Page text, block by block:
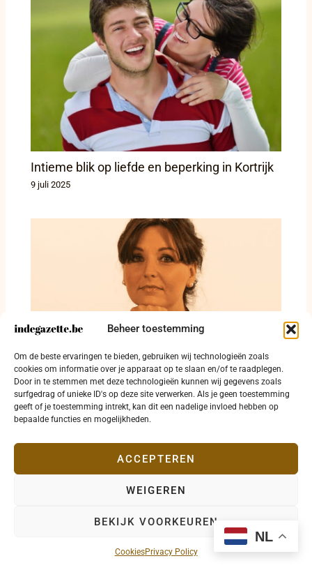
Beheer toestemming
Om de beste ervaringen te bieden, gebruiken wij technologieën zoals
cookies om informatie over je apparaat op te slaan en/of te raadplegen.
Door in te stemmen met deze technologieën kunnen wij gegevens zoals
surfgedrag of unieke ID's op deze site verwerken. Als je geen toestemming
geeft of je toestemming intrekt, kan dit een nadelige invloed hebben op
bepaalde functies en mogelijkheden.
ACCEPTEREN
WEIGEREN
BEKIJK VOORKEUREN
CookiesPrivacy Policy
Intieme blik op liefde en beperking in Kortrijk
9 juli 2025
Liefde die vecht hoeft niet te winnen
1 april 2025
Copyright © 2026 indegazette.be |Privacy
NL